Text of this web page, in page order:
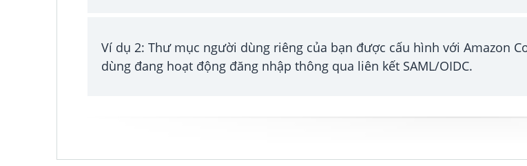
Chi phí MAU của Cognito Essentials (hàng tháng): 14.100 USD
Ví dụ 2: Thư mục người dùng riêng của bạn được cấu hình với Amazon
dùng đang hoạt động đăng nhập thông qua liên kết SAML/OIDC.
Hóa đơn cho người dùng đăng nhập trực tiếp hoặc thông qua nhà cung cấp danh tính